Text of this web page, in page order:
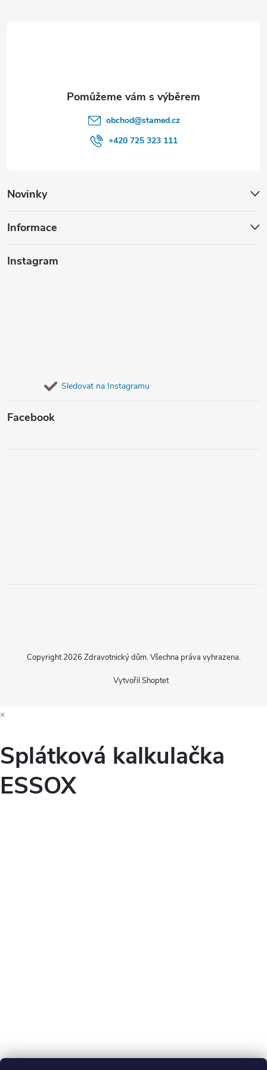
Novinky
Informace
Instagram
Sledovat na Instagramu
Facebook
obchod@stamed.cz
+420 725 323 111
Vytvořil Shoptet
Copyright 2026 Zdravotnický dům. Všechna práva vyhrazena.
×
Splátková kalkulačka
ESSOX